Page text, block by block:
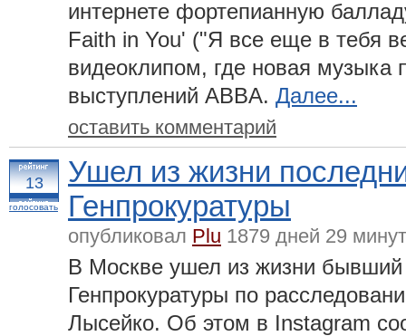
интернете фортепианную
Faith in You' ("Я все еще в тебя
видеоклипом, где новая музыка
выступлений ABBA. Далее...
оставить комментарий
13
голосовать
Ушел из жизни
Генпрокуратуры
опубликовал Plu 1879 дней 29
В Москве ушел из жизни бывший
Генпрокуратуры по
Лысейко. Об этом в Instagram